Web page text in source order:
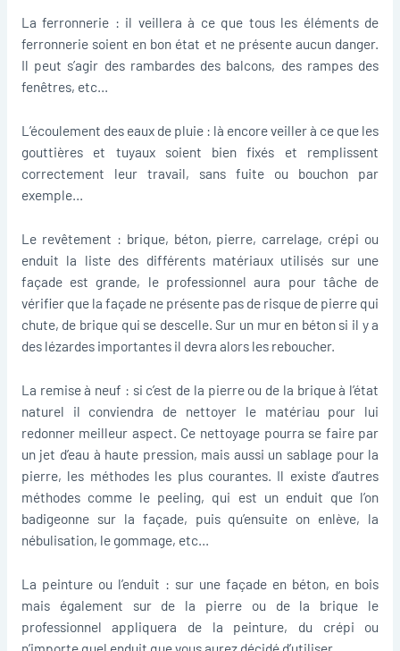
La ferronnerie : il veillera à ce que tous les éléments de
ferronnerie soient en bon état et ne présente aucun danger.
Il peut s’agir des rambardes des balcons, des rampes des
fenêtres, etc…
L’écoulement des eaux de pluie : là encore veiller à ce que les
gouttières et tuyaux soient bien fixés et remplissent
correctement leur travail, sans fuite ou bouchon par
exemple…
Le revêtement : brique, béton, pierre, carrelage, crépi ou
enduit la liste des différents matériaux utilisés sur une
façade est grande, le professionnel aura pour tâche de
vérifier que la façade ne présente pas de risque de pierre qui
chute, de brique qui se descelle. Sur un mur en béton si il y a
des lézardes importantes il devra alors les reboucher.
La remise à neuf : si c’est de la pierre ou de la brique à l’état
naturel il conviendra de nettoyer le matériau pour lui
redonner meilleur aspect. Ce nettoyage pourra se faire par
un jet d’eau à haute pression, mais aussi un sablage pour la
pierre, les méthodes les plus courantes. Il existe d’autres
méthodes comme le peeling, qui est un enduit que l’on
badigeonne sur la façade, puis qu’ensuite on enlève, la
nébulisation, le gommage, etc…
La peinture ou l’enduit : sur une façade en béton, en bois
mais également sur de la pierre ou de la brique le
professionnel appliquera de la peinture, du crépi ou
n’importe quel enduit que vous aurez décidé d’utiliser.